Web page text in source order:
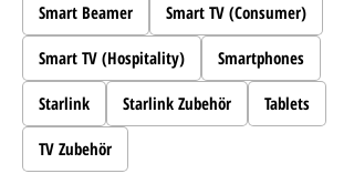
Smart Beamer Smart TV (Consumer)
Smart TV (Hospitality) Smartphones
Starlink Starlink Zubehör Tablets
TV Zubehör